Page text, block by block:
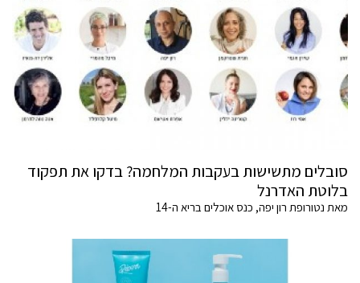
סובלים מתשישות בעקבות המלחמה? בדקו את תפקוד
בלוטת האדרנל
מאת נטורופת רון יפה, כנס אוכלים בריא ה-14